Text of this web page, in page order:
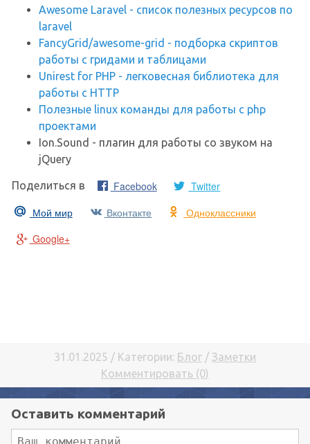
Awesome Laravel - список полезных ресурсов по
laravel
FancyGrid/awesome-grid - подборка скриптов
работы с гридами и таблицами
Unirest for PHP - легковесная библиотека для
работы с HTTP
Полезные linux команды для работы с php
проектами
Ion.Sound - плагин для работы со звуком на
jQuery
Поделиться в Facebook
Twitter
Мой мир
Вконтакте
Одноклассники
Google+
31.01.2025 / Категории: Блог / Заметки
Комментировать (0)
Оставить комментарий